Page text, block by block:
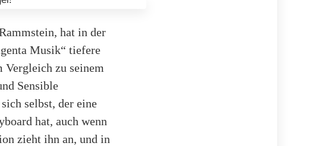
hat in der
Musik“ tiefere
zu seinem
Sensible
selbst, der eine
hat, auch wenn
zieht ihn an, und in